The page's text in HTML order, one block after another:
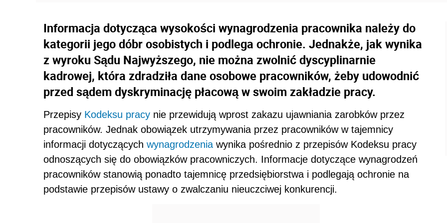
Informacja dotycząca wysokości wynagrodzenia pracownika należy do
kategorii jego dóbr osobistych i podlega ochronie. Jednakże, jak wynika
z wyroku Sądu Najwyższego, nie można zwolnić dyscyplinarnie
kadrowej, która zdradziła dane osobowe pracowników, żeby udowodnić
przed sądem dyskryminację płacową w swoim zakładzie pracy.
Przepisy Kodeksu pracy nie przewidują wprost zakazu ujawniania zarobków przez
pracowników. Jednak obowiązek utrzymywania przez pracowników w tajemnicy
informacji dotyczących wynagrodzenia wynika pośrednio z przepisów Kodeksu pracy
odnoszących się do obowiązków pracowniczych. Informacje dotyczące wynagrodzeń
pracowników stanowią ponadto tajemnicę przedsiębiorstwa i podlegają ochronie na
podstawie przepisów ustawy o zwalczaniu nieuczciwej konkurencji.